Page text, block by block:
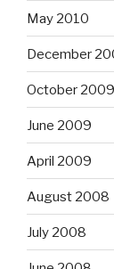
May 2010
December
October 2009
June 2009
April 2009
August 2008
July 2008